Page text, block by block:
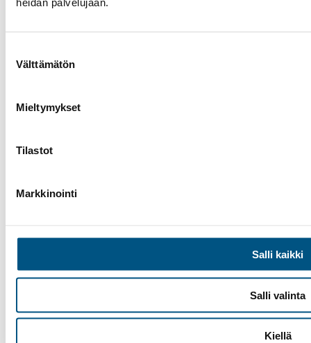
valinta
Välttämätön
Mieltymykset
Tilastot
Markkinointi
Salli kaikki
Salli valinta
Kiellä
Suomen Hissiurakointi Oy©2025Sivusto Lenken